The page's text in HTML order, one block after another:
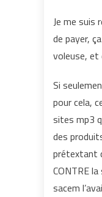
Je me suis
de payer,
voleuse, et
Si
pour cela,
sites mp3
des
prétextant
CONTRE
sacem